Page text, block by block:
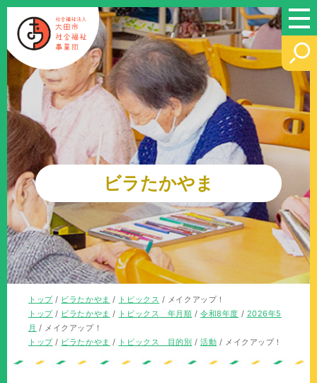
このページの本文へ
ビラたかやま
現
在
の
位
トップ/ ビラたかやま / トピックス / メイクアップ！
現
在
の
トップ/ ビラたかやま / トピックス 年月順 /令和8年度 / 2026年5
月 / メイクアップ！
現
トップ/ ビラたかやま / トピックス 目的別 /活動 / メイクアップ！